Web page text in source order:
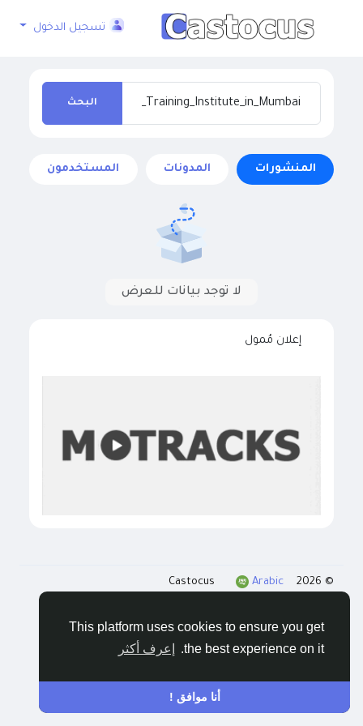
This platform uses cookies to ensure you get
the best experience on it.
إعرف أكثر
أنا موافق !
تسجيل الدخول
البحث
المنشورات المدونات المستخدمون
لا توجد بيانات للعرض
إعلان مُمول
© 2026 Castocus
Arabic